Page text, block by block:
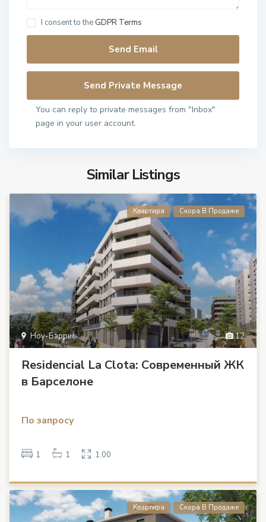
I consent to the GDPR Terms
You can reply to private messages from "Inbox"
page in your user account.
Similar Listings
12
Ноу-Баррис
Квартира Скора В Продаже
Residencial La Clota: Современный ЖК
в Барселоне
По запросу
1 1 1.00
Квартира Скора В Продаже